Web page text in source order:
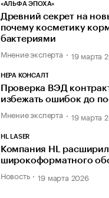
«АЛЬФА ЭПОХА»
Древний секрет на
почему косметику
бактериями
Мнение эксперта 19 марта
НЕРА КОНСАЛТ
Проверка ВЭД
избежать ошибок до
Мнение эксперта 19 марта
HL LASER
Компания HL
широкоформатного
Новость 19 марта 2026